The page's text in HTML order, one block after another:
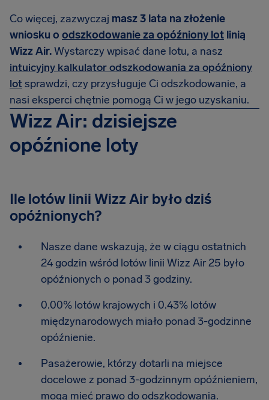
Co więcej, zazwyczaj masz 3 lata na złożenie
wniosku o odszkodowanie za opóźniony lot linią
Wizz Air.Wystarczy wpisać dane lotu, a nasz
intuicyjny kalkulator odszkodowania za opóźniony
lotsprawdzi, czy przysługuje Ci odszkodowanie, a
nasi eksperci chętnie pomogą Ci w jego uzyskaniu.
Wizz Air: dzisiejsze
opóźnione loty
Ile lotów linii Wizz Air było dziś
opóźnionych?
Nasze dane wskazują, że w ciągu ostatnich
24 godzin wśród lotów linii Wizz Air 25 było
opóźnionych o ponad 3 godziny.
0.00% lotów krajowych i 0.43% lotów
międzynarodowych miało ponad 3-godzinne
opóźnienie.
Pasażerowie, którzy dotarli na miejsce
docelowe z ponad 3-godzinnym opóźnieniem,
mogą mieć prawo do odszkodowania.